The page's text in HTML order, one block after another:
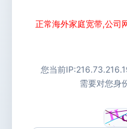
正常海外家庭宽带,公司
您当前IP:
需要对您身